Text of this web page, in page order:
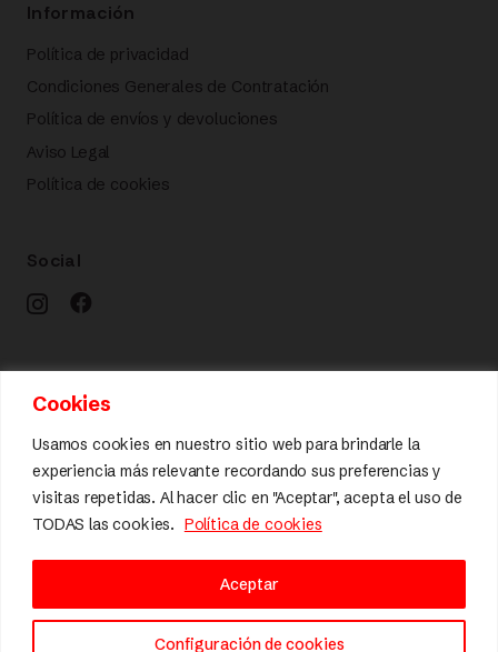
Cookies
Usamos cookies en nuestro sitio web para brindarle la
experiencia más relevante recordando sus preferencias y
visitas repetidas. Al hacer clic en "Aceptar", acepta el uso de
TODAS las cookies. Política de cookies
Configuración de cookies
Aceptar
Información
Política de privacidad
Condiciones Generales de Contratación
Política de envíos y devoluciones
Aviso Legal
Política de cookies
Social